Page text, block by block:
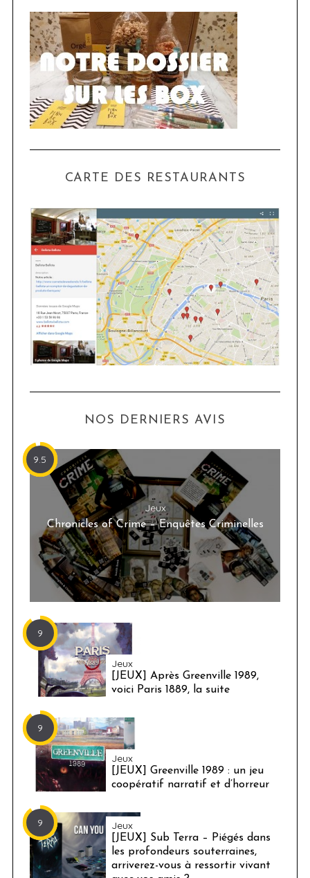
CARTE DES RESTAURANTS
NOS DERNIERS AVIS
9.5
Jeux
Chronicles of Crime – Enquêtes Criminelles
9
Jeux
[JEUX] Après Greenville 1989,
voici Paris 1889, la suite
9
Jeux
[JEUX] Greenville 1989 : un jeu
coopératif narratif et d’horreur
9 Jeux
[JEUX] Sub Terra – Piégés dans
les profondeurs souterraines,
arriverez-vous à ressortir vivant